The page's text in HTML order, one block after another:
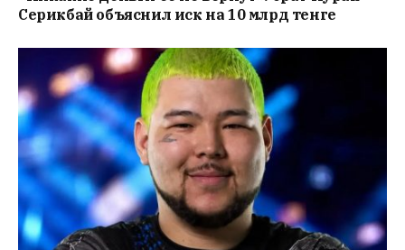
Серикбай объяснил иск на 10 млрд тенге